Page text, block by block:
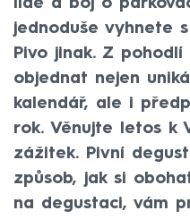
lidé a boj o
jednoduše vyhnete
Pivo jinak. Z
objednat nejen
kalendář, ale i
rok. Věnujte letos k
zážitek. Pivní
způsob, jak si
na degustaci, vám